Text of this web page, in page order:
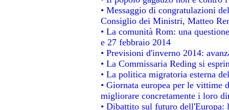
• Messaggio di congratulazioni
Consiglio dei Ministri, Matteo
• La comunità Rom: una
e 27 febbraio 2014
• Previsioni d'inverno 2014:
• La Commissaria Reding si
• La politica migratoria esterna
• Giornata europea per le vittime
migliorare concretamente i loro
• Dibattito sul futuro dell'Europa: